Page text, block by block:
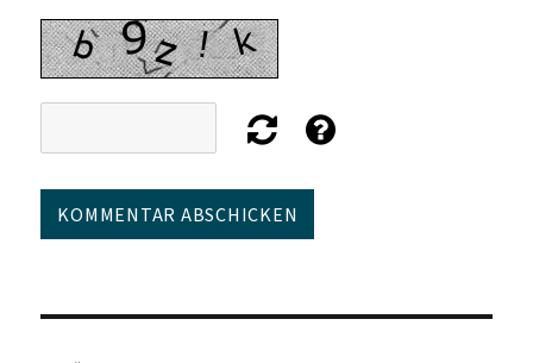
Beitragsnavigation